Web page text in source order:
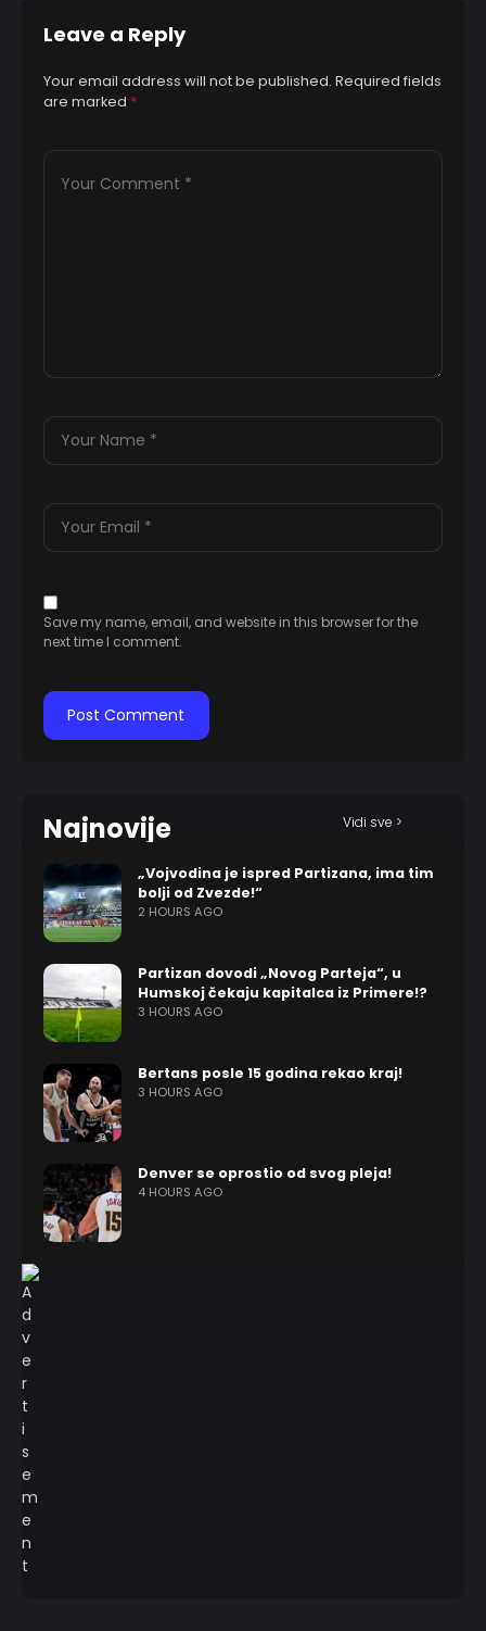
Leave a Reply
Your email address will not be published. Required fields
are marked *
Save my name, email, and website in this browser for the
next time I comment.
Najnovije Vidi sve >
„Vojvodina je ispred Partizana, ima tim
bolji od Zvezde!“
2 HOURS AGO
Partizan dovodi „Novog Parteja“, u
Humskoj čekaju kapitalca iz Primere!?
3 HOURS AGO
Bertans posle 15 godina rekao kraj!
3 HOURS AGO
Denver se oprostio od svog pleja!
4 HOURS AGO